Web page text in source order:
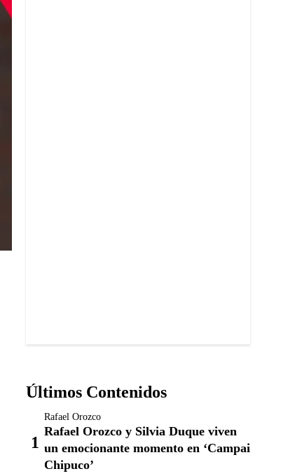
Últimos Contenidos
Rafael Orozco
Rafael Orozco y Silvia Duque viven
un emocionante momento en ‘Campai
Chipuco’